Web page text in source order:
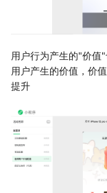
用户行为产生的"价值
用户产生的价值，价
提升